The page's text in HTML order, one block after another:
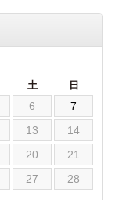
土 日
6
7
13
14
20
21
27
28